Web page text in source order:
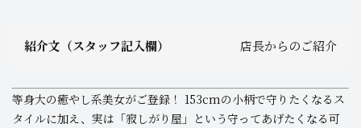
紹介文（スタッフ記入欄） 店長からのご紹介
等身大の癒やし系美女がご登録！ 153cmの小柄で守りたくなるス
タイルに加え、実は「寂しがり屋」という守ってあげたくなる可